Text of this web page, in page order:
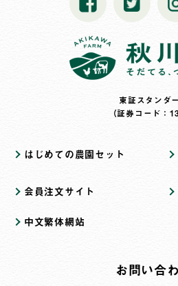
東証スタンダ
（証券コード：
はじめての農園セット
会員注文サイト
中文繁体網站
お問い合